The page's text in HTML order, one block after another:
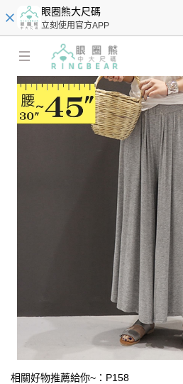
眼圈熊大尺碼
立刻使用官方APP
相關好物推薦給你~：P158